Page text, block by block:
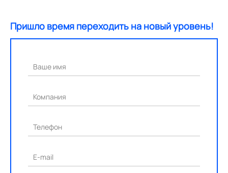
Пришло время переходить на новый уровень!
Ваше имя
Компания
Телефон
E-mail